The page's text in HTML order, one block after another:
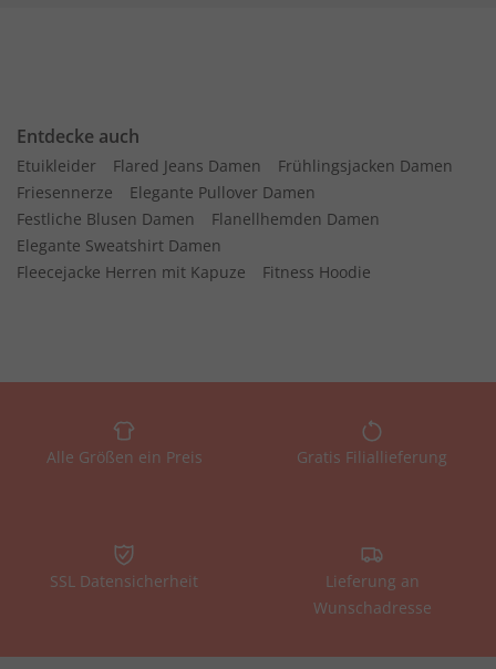
Entdecke auch
Etuikleider Flared Jeans Damen
Frühlingsjacken Damen
Friesennerze
Elegante Pullover Damen
Festliche Blusen Damen
Flanellhemden Damen
Elegante Sweatshirt Damen
Fleecejacke Herren mit Kapuze
Fitness Hoodie
Alle Größen ein Preis Gratis Filiallieferung
SSL Datensicherheit
Lieferung an
Wunschadresse